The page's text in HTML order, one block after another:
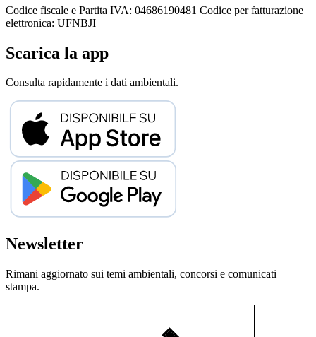
Codice fiscale e Partita IVA: 04686190481 Codice per fatturazione
elettronica: UFNBJI
Scarica la app
Consulta rapidamente i dati ambientali.
Newsletter
Rimani aggiornato sui temi ambientali, concorsi e comunicati
stampa.